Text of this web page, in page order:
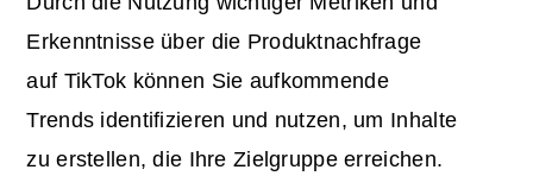
Erkenntnisse über die Produktnachfrage
auf TikTok können Sie aufkommende
Trends identifizieren und nutzen, um Inhalte
zu erstellen, die Ihre Zielgruppe erreichen.